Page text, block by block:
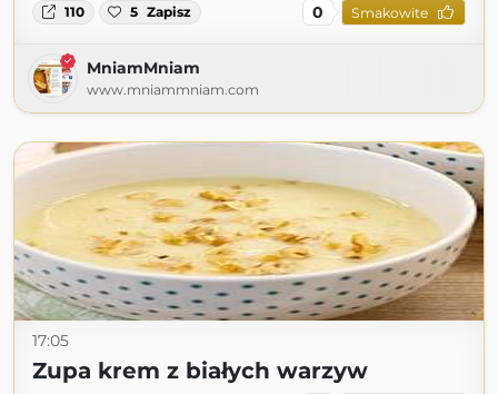
110 5 Zapisz 0 Smakowite
MniamMniam
www.mniammniam.com
17:05
Zupa krem z białych warzyw